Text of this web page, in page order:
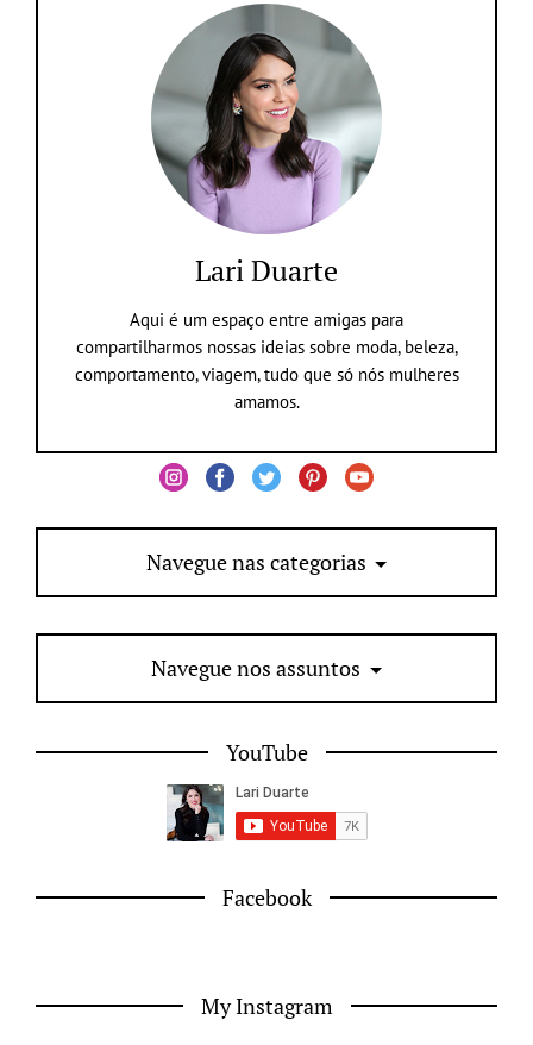
Lari Duarte
Aqui é um espaço entre amigas para
compartilharmos nossas ideias sobre moda, beleza,
comportamento, viagem, tudo que só nós mulheres
amamos.
Navegue nas categorias
Navegue nos assuntos
YouTube
Facebook
My Instagram